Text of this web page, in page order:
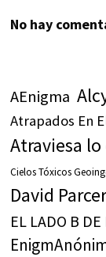
No hay
AEnigma
Atrapados En
Atraviesa
Cielos Tóxicos
David
EL LADO B DE